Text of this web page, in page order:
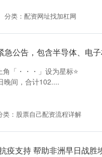
分类：配资网址找加杠网
「・・・」设为星标⭐
晚间，合计102....
类：股票自己配资流程详解